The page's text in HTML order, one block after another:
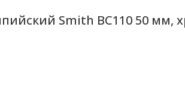
Smith BC110 50 мм,